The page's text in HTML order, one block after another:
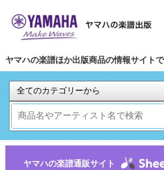
ヤマハの楽譜ほか出版商品の情報サイトで
ヤマハの楽譜通販サイト